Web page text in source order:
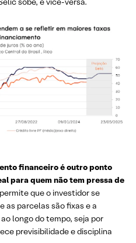
financeiro é outro ponto
para quem não tem pressa de
que o investidor se
as parcelas são fixas e a
longo do tempo, seja por
previsibilidade e disciplina